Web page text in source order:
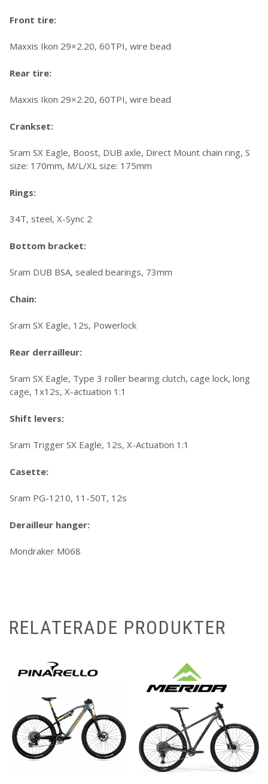
Front tire:
Maxxis Ikon 29×2.20, 60TPI, wire bead
Rear tire:
Maxxis Ikon 29×2.20, 60TPI, wire bead
Crankset:
Sram SX Eagle, Boost, DUB axle, Direct Mount chain ring, S
size: 170mm, M/L/XL size: 175mm
Rings:
34T, steel, X-Sync 2
Bottom bracket:
Sram DUB BSA, sealed bearings, 73mm
Chain:
Sram SX Eagle, 12s, Powerlock
Rear derrailleur:
Sram SX Eagle, Type 3 roller bearing clutch, cage lock, long
cage, 1x12s, X-actuation 1:1
Shift levers:
Sram Trigger SX Eagle, 12s, X-Actuation 1:1
Casette:
Sram PG-1210, 11-50T, 12s
Derailleur hanger:
Mondraker M068
RELATERADE PRODUKTER